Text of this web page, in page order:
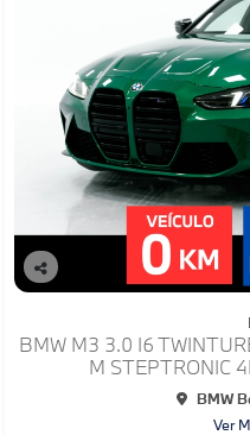
Co
lhe
BMW M3 3.0 I6
M STEPTRONIC
BMW
Ver